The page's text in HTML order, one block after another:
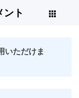
ント
いただけま